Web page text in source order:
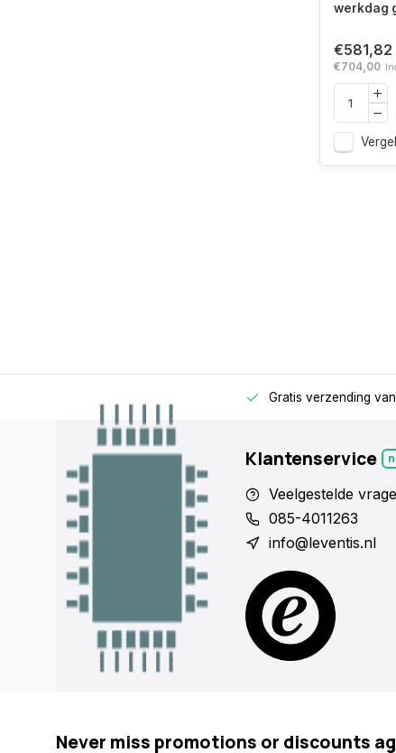
werkdag
€581,82
€704,00
Gratis verzending
Klantenservice
Veelgestelde
085-4011263
info@leventis.nl
Never miss promotions or discounts